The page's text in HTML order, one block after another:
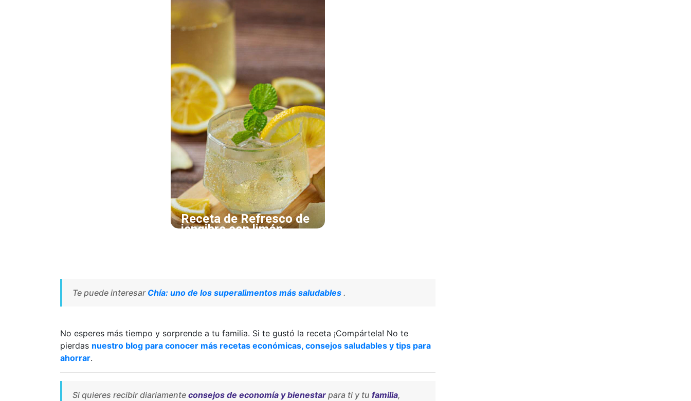
PORCIONES
Receta de Refresco de
jengibre con limón
1 pza. de jengibre de 120 g
aproximadamente, lavada y
delgadas.
750 ml de agua
preferentemente
Agua
Bela
.
El jugo de 3 limones.
Hierbabuena (opcional).
Te puede interesar Chía: uno de los superalimentos más saludables .
No esperes más tiempo y sorprende a tu familia. Si te gustó la receta ¡Compártela! No te
pierdas nuestro blog para conocer más recetas económicas, consejos saludables y tips para
ahorrar.
Si quieres recibir diariamente consejos de economía y bienestar para ti y tu familia,